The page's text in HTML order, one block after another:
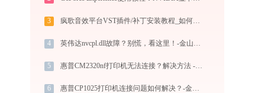
3 疯歌音效平台VST插件/补丁安装教程_如何加载插件效果包
4 英伟达nvcpl.dll故障？别慌，看这里！-金山毒霸
5 惠普CM2320nf打印机无法连接？解决方法 -金山毒霸
6 惠普CP1025打印机连接问题如何解决？-金山毒霸